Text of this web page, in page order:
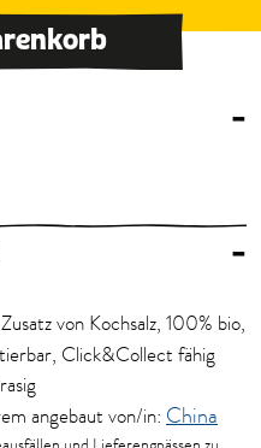
–
–
von Kochsalz, 100% bio,
Click&Collect fähig
angebaut von/in: China